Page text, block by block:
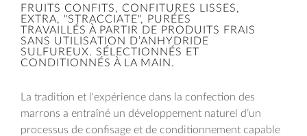
FRUITS CONFITS, CONFITURES LISSES,
EXTRA, "STRACCIATE", PURÉES
TRAVAILLÉS À PARTIR DE PRODUITS FRAIS
SANS UTILISATION D’ANHYDRIDE
SULFUREUX. SÉLECTIONNÉS ET
CONDITIONNÉS À LA MAIN.
La tradition et l'expérience dans la confection des
marrons a entraîné un développement naturel d’un
processus de confisage et de conditionnement capable